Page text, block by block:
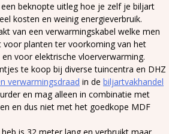
beknopte uitleg hoe je zelf je biljart
kosten en weinig energieverbruik.
van een verwarmingskabel welke men
voor planten ter voorkoming van het
voor elektrische vloerverwarming.
te koop bij diverse tuincentra en DHZ
verwarmingsdraad in de biljartvakhandel
en mag alleen in combinatie met
en dus niet met het goedkope MDF